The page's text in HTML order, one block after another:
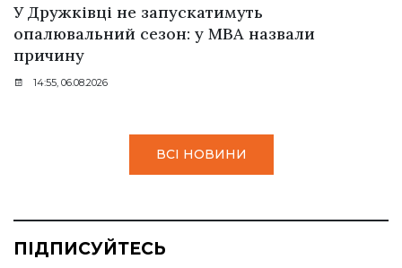
У Дружківці не запускатимуть
опалювальний сезон: у МВА назвали
причину
14:55, 06.08.2026
ВСІ НОВИНИ
ПІДПИСУЙТЕСЬ